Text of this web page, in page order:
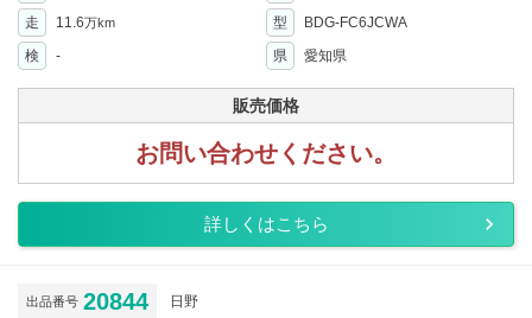
走 11.6万km 型
BDG-FC6JCWA
検
- 県 愛知県
販売価格
お問い合わせください。
詳しくはこちら
出品番号 20844 日野